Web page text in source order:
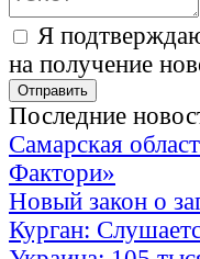
Я
на получение
Последние
Самарская
Фактори»
Новый закон о
Курган: